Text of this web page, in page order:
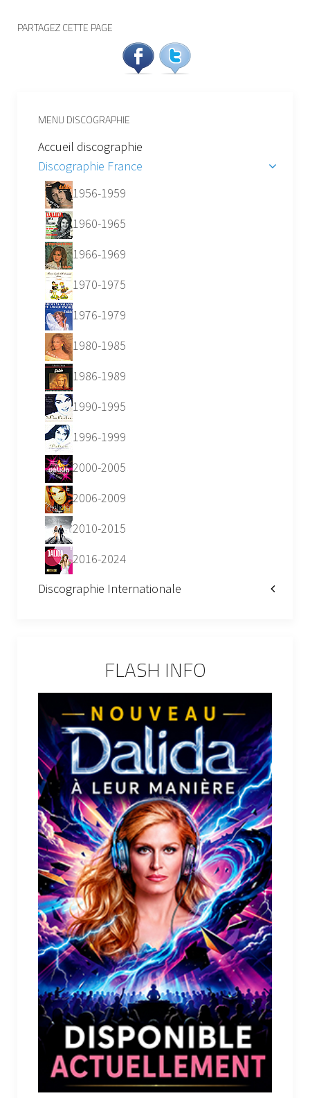
PARTAGEZ CETTE PAGE
MENU DISCOGRAPHIE
Accueil discographie
Discographie France
1956-1959
1960-1965
1966-1969
1970-1975
1976-1979
1980-1985
1986-1989
1990-1995
1996-1999
2000-2005
2006-2009
2010-2015
2016-2024
Discographie Internationale
FLASH INFO